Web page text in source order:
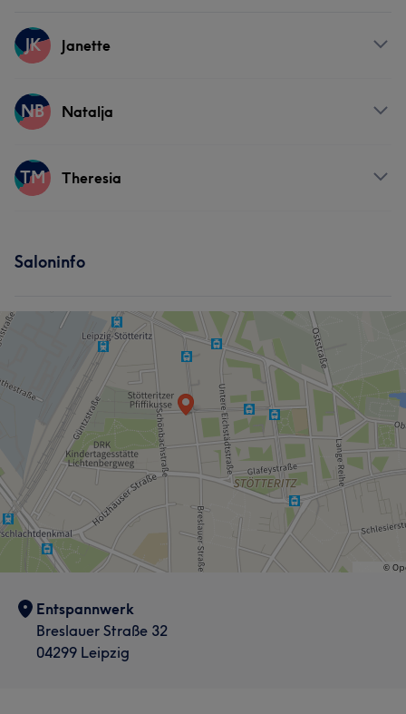
JK Janette
Services
NB Natalja
Services
TM Theresia
Saloninfo
Entspannwerk
Breslauer Straße 32
04299 Leipzig